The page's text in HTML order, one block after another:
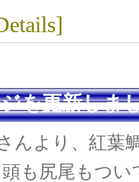
更新しま
んより、紅葉
も尻尾もつい